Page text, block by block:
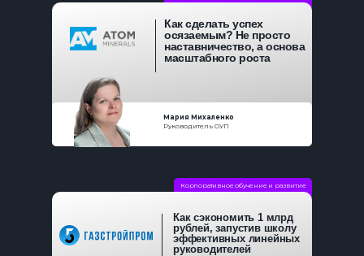
Мария Михаленко
Как сделать успех
осязаемым? Не просто
наставничество, а основа
масштабного роста
Руководитель ОУП
Как сэкономить 1 млрд
рублей, запустив школу
эффективных линейных
руководителей
Корпоративное обучение и развитие